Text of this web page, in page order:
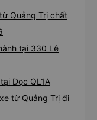
Quảng Trị chất
tại 330 Lê
Dọc QL1A
từ Quảng Trị đi